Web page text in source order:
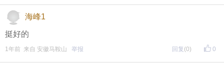
海峰1
挺好的
0
1年前 来自 安徽马鞍山 举报 回复 (0)